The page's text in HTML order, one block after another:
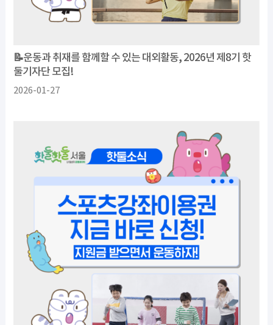
📝운동과 취재를 함께할 수 있는 대외활동, 2026년 제8기 핫
둘기자단 모집!
2026-01-27